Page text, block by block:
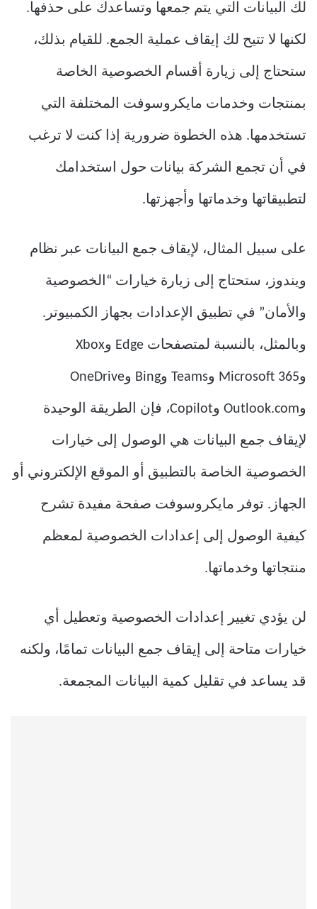
لك البيانات التي يتم جمعها وتساعدك على حذفها.
لكنها لا تتيح لك إيقاف عملية الجمع. للقيام بذلك،
ستحتاج إلى زيارة أقسام الخصوصية الخاصة
بمنتجات وخدمات مايكروسوفت المختلفة التي
تستخدمها. هذه الخطوة ضرورية إذا كنت لا ترغب
في أن تجمع الشركة بيانات حول استخدامك
لتطبيقاتها وخدماتها وأجهزتها.
على سبيل المثال، لإيقاف جمع البيانات عبر نظام
ويندوز، ستحتاج إلى زيارة خيارات “الخصوصية
والأمان” في تطبيق الإعدادات بجهاز الكمبيوتر.
وبالمثل، بالنسبة لمتصفحات Edge وXbox
وMicrosoft 365 وTeams وBing وOneDrive
وOutlook.com وCopilot، فإن الطريقة الوحيدة
لإيقاف جمع البيانات هي الوصول إلى خيارات
الخصوصية الخاصة بالتطبيق أو الموقع الإلكتروني أو
الجهاز. توفر مايكروسوفت صفحة مفيدة تشرح
كيفية الوصول إلى إعدادات الخصوصية لمعظم
منتجاتها وخدماتها.
لن يؤدي تغيير إعدادات الخصوصية وتعطيل أي
خيارات متاحة إلى إيقاف جمع البيانات تمامًا، ولكنه
قد يساعد في تقليل كمية البيانات المجمعة.